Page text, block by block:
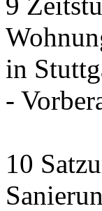
in
-
10